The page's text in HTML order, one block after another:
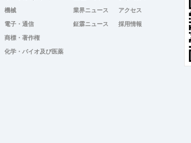
機械
電子・通信
商標・著作権
化学・バイオ及び医薬
業界ニュース
鉦霖ニュース
アクセス
採用情報